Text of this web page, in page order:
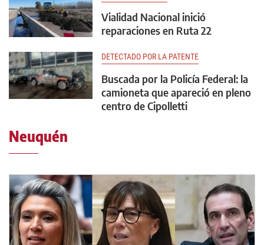
Vialidad Nacional inició
reparaciones en Ruta 22
DETECTADO POR LA PATENTE
Buscada por la Policía Federal: la
camioneta que apareció en pleno
centro de Cipolletti
Neuquén